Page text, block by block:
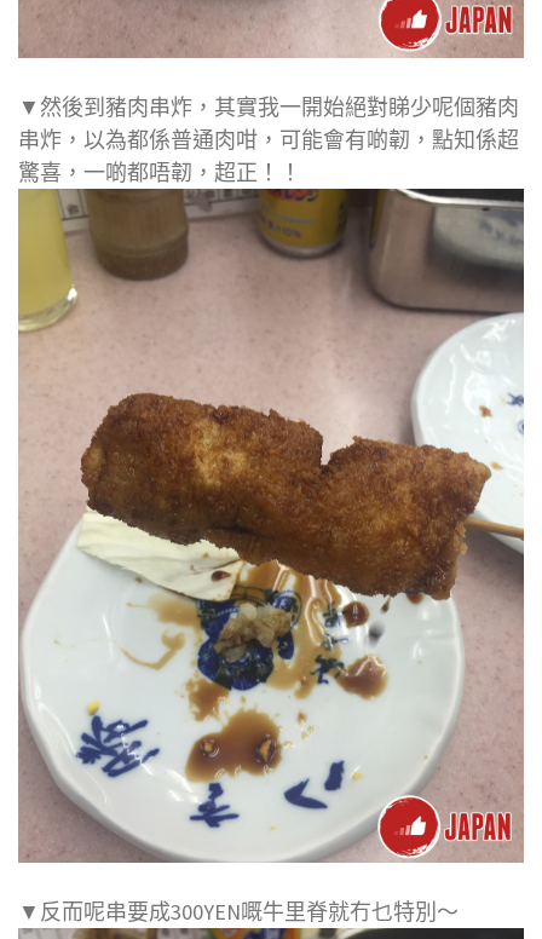
▼然後到豬肉串炸，其實我一開始絕對睇少呢個豬肉
串炸，以為都係普通肉咁，可能會有啲韌，點知係超
驚喜，一啲都唔韌，超正！！
▼反而呢串要成300YEN嘅牛里脊就冇乜特別～